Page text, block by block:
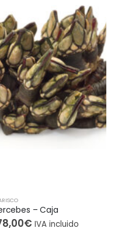
– Caja
€ IVA incluido